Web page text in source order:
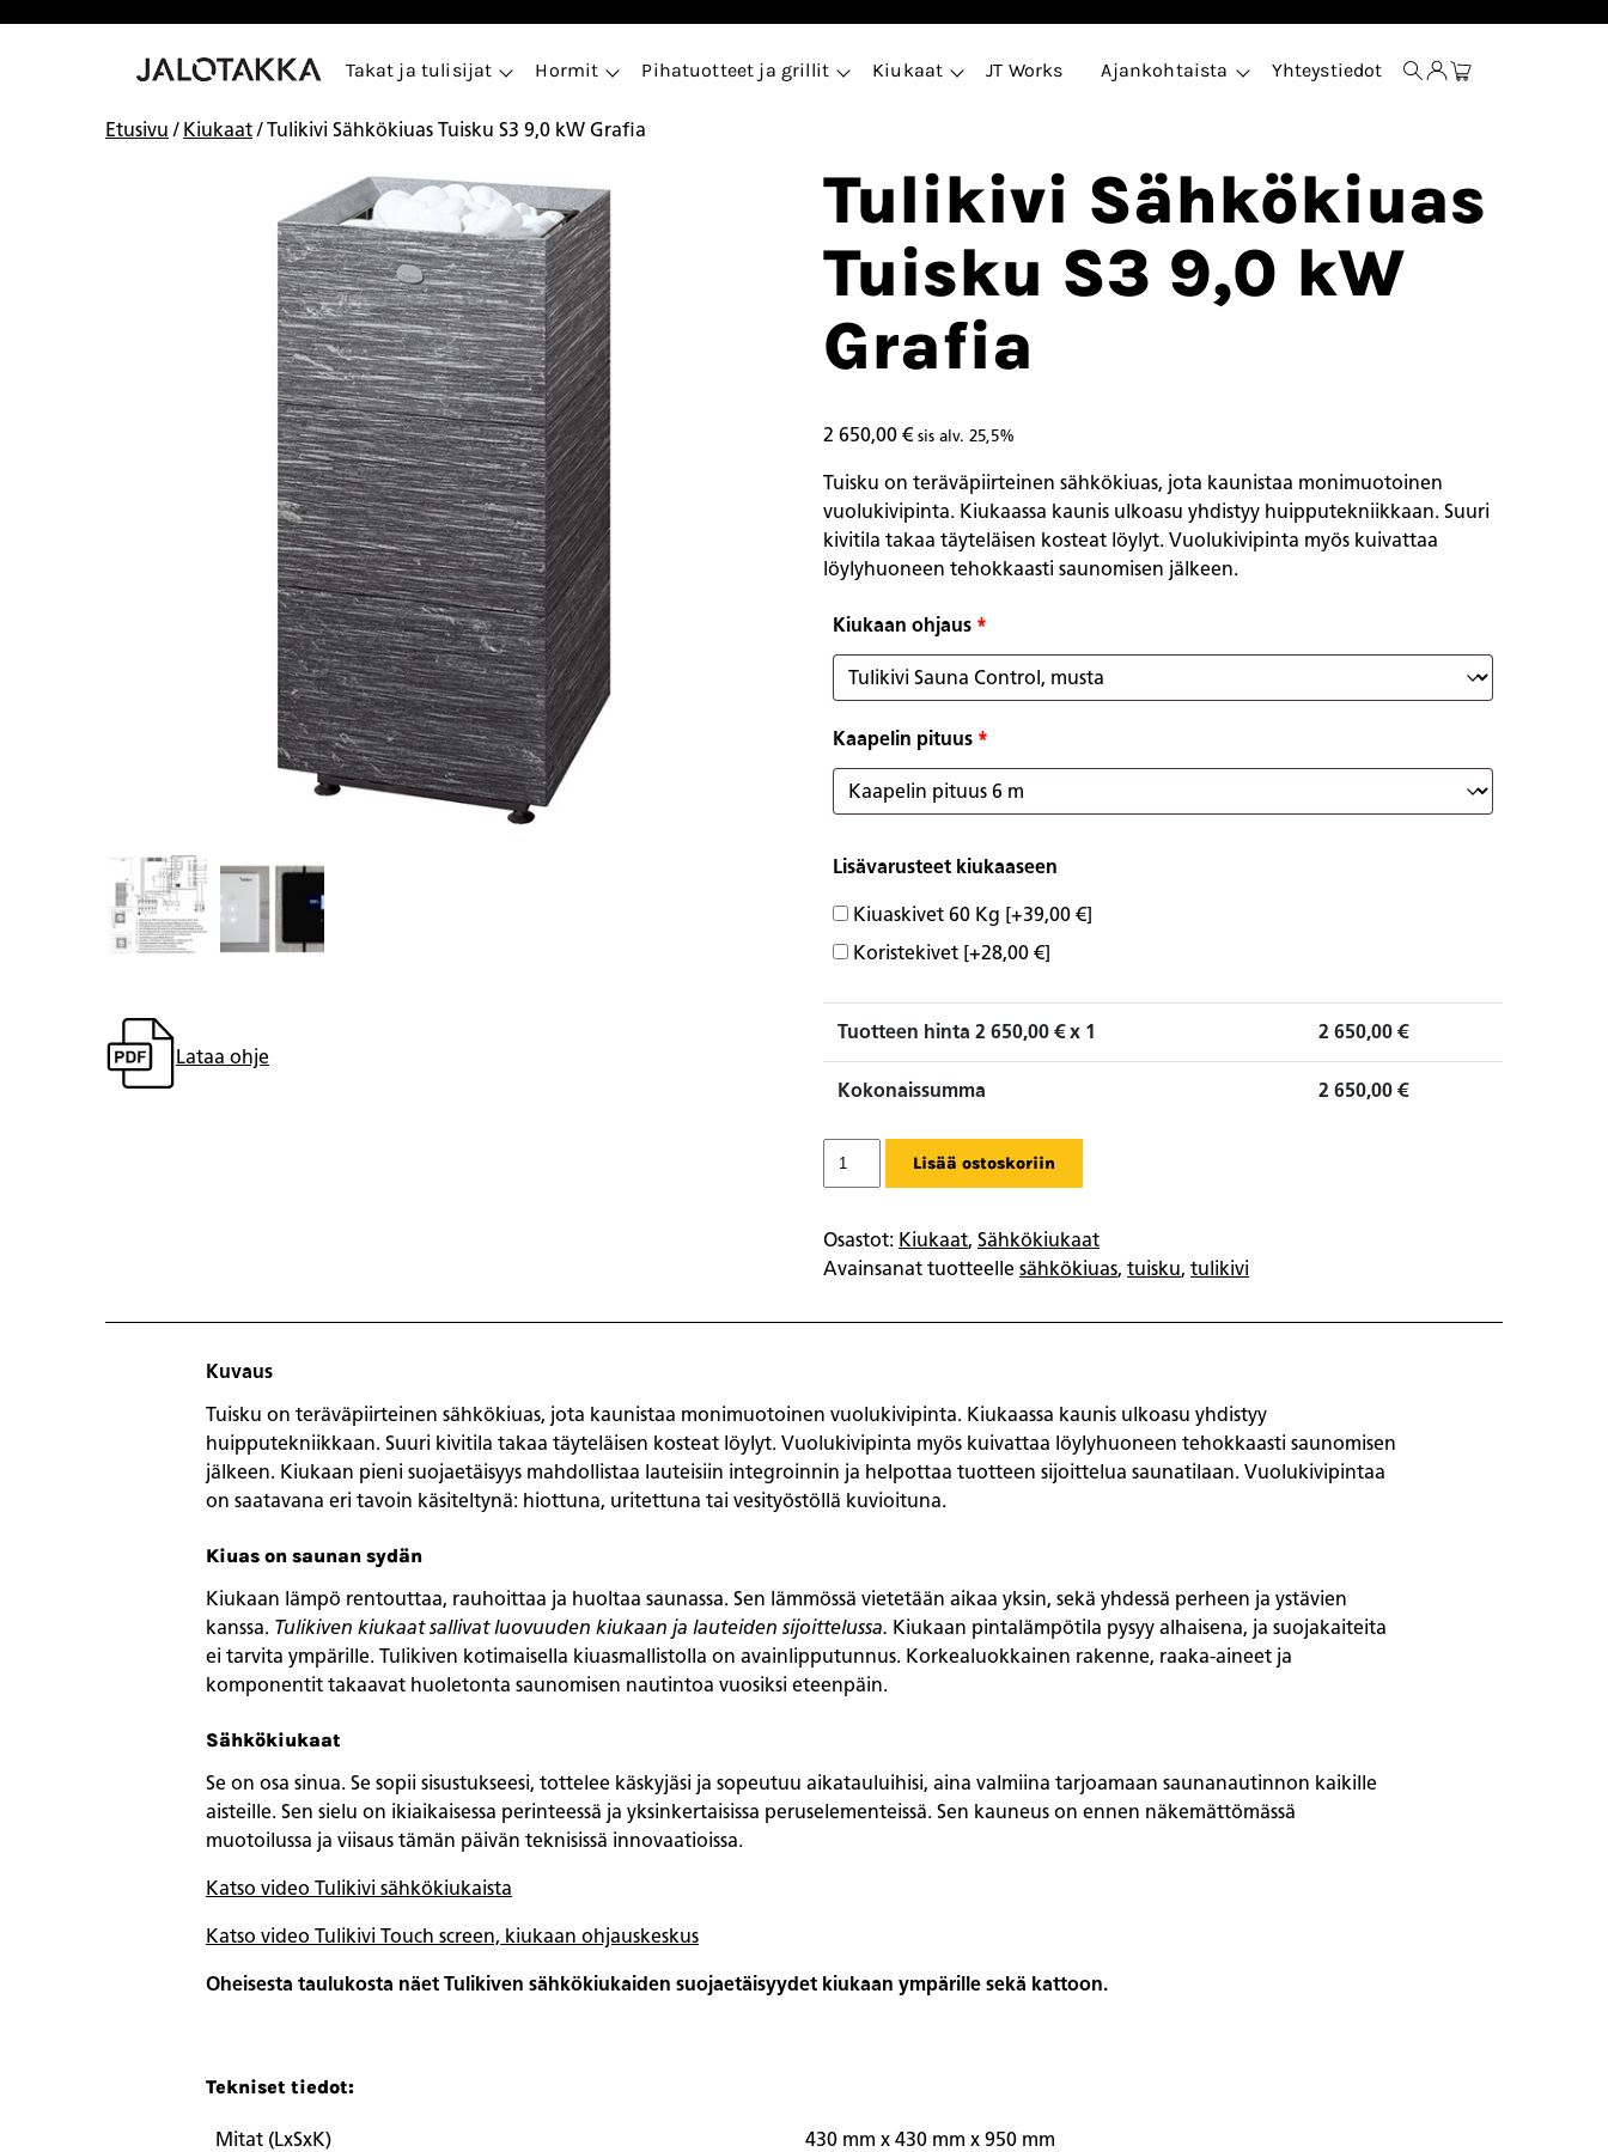
Takat ja tulisijat
Hormit Pihatuotteet ja grillit Kiukaat JT Works Ajankohtaista Yhteystiedot
Etusivu / Kiukaat/ Tulikivi Sähkökiuas Tuisku S3 9,0 kW Grafia
Lataa ohje
Tulikivi Sähkökiuas
Tuisku S3 9,0 kW
Grafia
2 650,00 € sis alv. 25,5%
Tuisku on teräväpiirteinen sähkökiuas, jota kaunistaa monimuotoinen
vuolukivipinta. Kiukaassa kaunis ulkoasu yhdistyy huipputekniikkaan. Suuri
kivitila takaa täyteläisen kosteat löylyt. Vuolukivipinta myös kuivattaa
löylyhuoneen tehokkaasti saunomisen jälkeen.
Kiukaan ohjaus *
Kaapelin pituus *
Lisävarusteet kiukaaseen
Kiuaskivet 60 Kg [+39,00 €]
Koristekivet [+28,00 €]
Tuotteen hinta 2 650,00 € x 1 2 650,00 €
Kokonaissumma 2 650,00 €
Tulikivi
S3
9,0
Grafia
Lisää ostoskoriin
Osastot: Kiukaat, Sähkökiukaat
Avainsanat tuotteelle sähkökiuas, tuisku, tulikivi
Kuvaus
Tuisku on teräväpiirteinen sähkökiuas, jota kaunistaa monimuotoinen vuolukivipinta. Kiukaassa kaunis ulkoasu yhdistyy
huipputekniikkaan. Suuri kivitila takaa täyteläisen kosteat löylyt. Vuolukivipinta myös kuivattaa löylyhuoneen tehokkaasti saunomisen
jälkeen. Kiukaan pieni suojaetäisyys mahdollistaa lauteisiin integroinnin ja helpottaa tuotteen sijoittelua saunatilaan. Vuolukivipintaa
on saatavana eri tavoin käsiteltynä: hiottuna, uritettuna tai vesityöstöllä kuvioituna.
Kiuas on saunan sydän
Kiukaan lämpö rentouttaa, rauhoittaa ja huoltaa saunassa. Sen lämmössä vietetään aikaa yksin, sekä yhdessä perheen ja ystävien
kanssa. Tulikiven kiukaat sallivat luovuuden kiukaan ja lauteiden sijoittelussa. Kiukaan pintalämpötila pysyy alhaisena, ja suojakaiteita
ei tarvita ympärille. Tulikiven kotimaisella kiuasmallistolla on avainlipputunnus. Korkealuokkainen rakenne, raaka-aineet ja
komponentit takaavat huoletonta saunomisen nautintoa vuosiksi eteenpäin.
Sähkökiukaat
Se on osa sinua. Se sopii sisustukseesi, tottelee käskyjäsi ja sopeutuu aikatauluihisi, aina valmiina tarjoamaan saunanautinnon kaikille
aisteille. Sen sielu on ikiaikaisessa perinteessä ja yksinkertaisissa peruselementeissä. Sen kauneus on ennen näkemättömässä
muotoilussa ja viisaus tämän päivän teknisissä innovaatioissa.
Katso video Tulikivi sähkökiukaista
Katso video Tulikivi Touch screen, kiukaan ohjauskeskus
Oheisesta taulukosta näet Tulikiven sähkökiukaiden suojaetäisyydet kiukaan ympärille sekä kattoon.
Tekniset tiedot:
Mitat (LxSxK) 430 mm x 430 mm x 950 mm